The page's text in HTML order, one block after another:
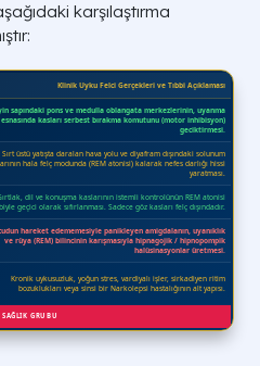
karşılaştırma